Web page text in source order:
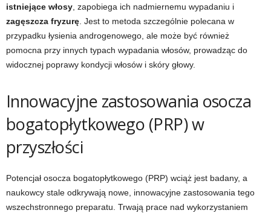
istniejące włosy , zapobiega ich nadmiernemu wypadaniu i
zagęszcza fryzurę . Jest to metoda szczególnie polecana w
przypadku łysienia androgenowego, ale może być również
pomocna przy innych typach wypadania włosów, prowadząc do
widocznej poprawy kondycji włosów i skóry głowy.
Innowacyjne zastosowania osocza
bogatopłytkowego (PRP) w
przyszłości
Potencjał osocza bogatopłytkowego (PRP) wciąż jest badany, a
naukowcy stale odkrywają nowe, innowacyjne zastosowania tego
wszechstronnego preparatu. Trwają prace nad wykorzystaniem